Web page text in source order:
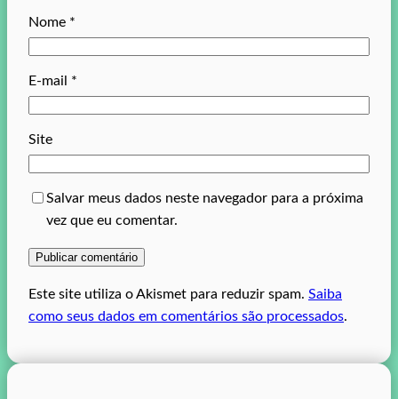
Nome *
E-mail *
Site
Salvar meus dados neste navegador para a próxima
vez que eu comentar.
Este site utiliza o Akismet para reduzir spam. Saiba
como seus dados em comentários são processados.